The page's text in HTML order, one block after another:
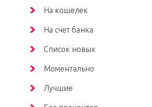
На кошелек
На счет банка
Список новых
Моментально
Лучшие